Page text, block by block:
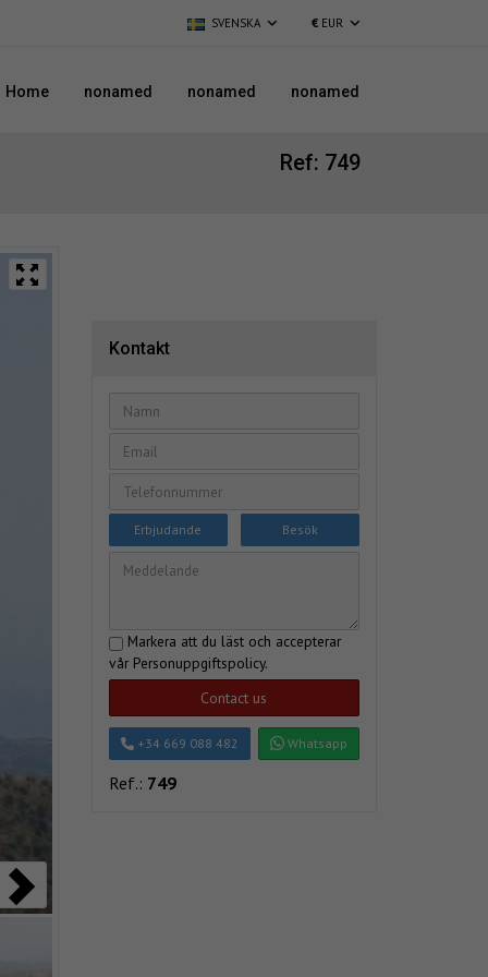
SVENSKA € EUR
Home nonamed nonamed nonamed
Ref: 749
Kontakt
Erbjudande Besök
Markera att du läst och accepterar
vår Personuppgiftspolicy.
Contact us
+34 669 088 482 Whatsapp
Ref.: 749